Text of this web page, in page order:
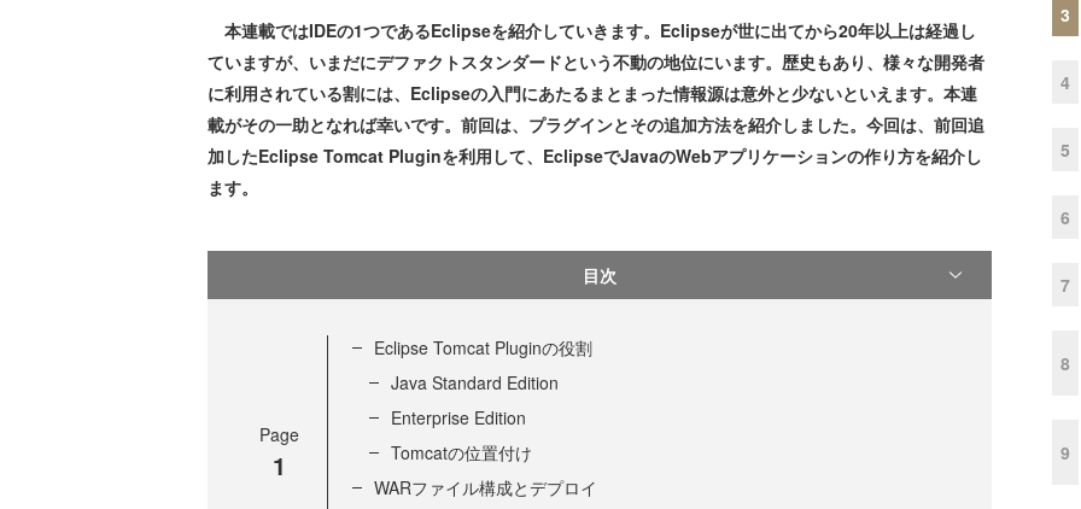
本連載ではIDEの1つであるEclipseを紹介していきます。Eclipseが世に出てから20年以上は経過し
ていますが、いまだにデファクトスタンダードという不動の地位にいます。歴史もあり、様々な開発者
に利用されている割には、Eclipseの入門にあたるまとまった情報源は意外と少ないといえます。本連
載がその一助となれば幸いです。前回は、プラグインとその追加方法を紹介しました。今回は、前回追
加したEclipse Tomcat Pluginを利用して、EclipseでJavaのWebアプリケーションの作り方を紹介し
ます。
目次
Page
1
Eclipse Tomcat Pluginの役割
Java Standard Edition
Enterprise Edition
Tomcatの位置付け
WARファイル構成とデプロイ
3
4
5
6
7
8
9